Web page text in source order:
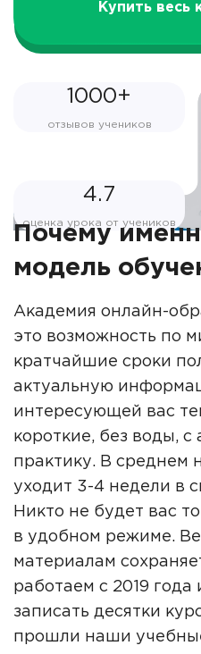
Купить весь
1000+
отзывов учеников
4.7
оценка урока от учеников
Почему
модель
Академия онлайн-
это возможность по
кратчайшие сроки
актуальную
интересующей вас
короткие, без воды, с
практику. В среднем
уходит 3-4 недели в
Никто не будет вас
в удобном режиме.
материалам
работаем с 2019 года
записать десятки
прошли наши